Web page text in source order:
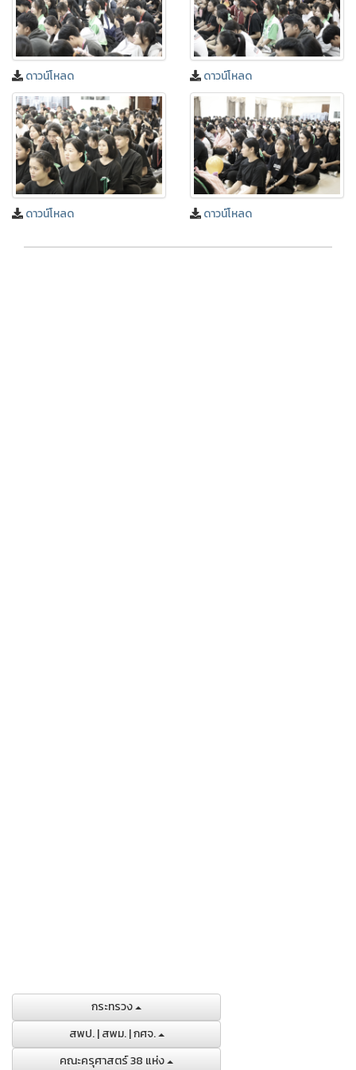
ดาวน์โหลด ดาวน์โหลด
ดาวน์โหลด ดาวน์โหลด
กระทรวง
สพป. | สพม. | กศจ.
คณะครุศาสตร์ 38 แห่ง